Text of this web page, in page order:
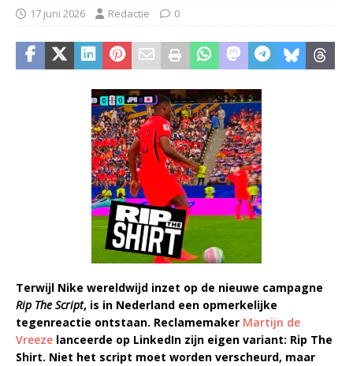
17 juni 2026 Redactie 0
Terwijl Nike wereldwijd inzet op de nieuwe campagne
Rip The Script, is in Nederland een opmerkelijke
tegenreactie ontstaan. Reclamemaker Martijn de
Vreeze lanceerde op LinkedIn zijn eigen variant: Rip The
Shirt. Niet het script moet worden verscheurd, maar